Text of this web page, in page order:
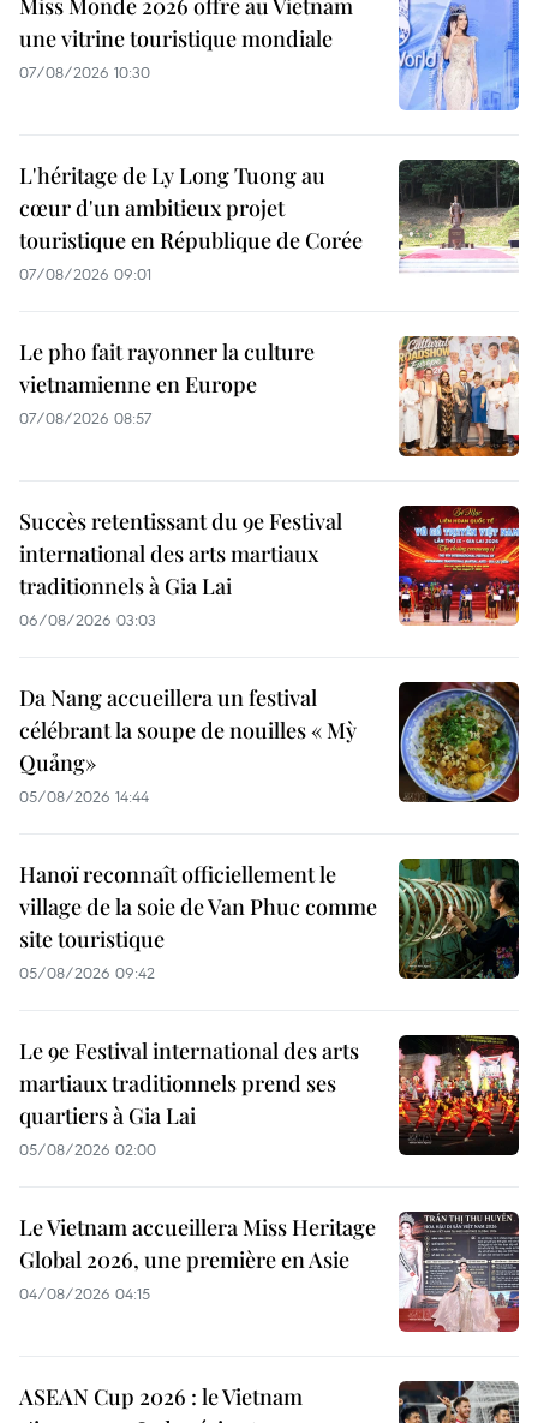
Miss Monde 2026 offre au Vietnam
une vitrine touristique mondiale
07/08/2026 10:30
L'héritage de Ly Long Tuong au
cœur d'un ambitieux projet
touristique en République de Corée
07/08/2026 09:01
Le pho fait rayonner la culture
vietnamienne en Europe
07/08/2026 08:57
Succès retentissant du 9e Festival
international des arts martiaux
traditionnels à Gia Lai
06/08/2026 03:03
Da Nang accueillera un festival
célébrant la soupe de nouilles « Mỳ
Quảng»
05/08/2026 14:44
Hanoï reconnaît officiellement le
village de la soie de Van Phuc comme
site touristique
05/08/2026 09:42
Le 9e Festival international des arts
martiaux traditionnels prend ses
quartiers à Gia Lai
05/08/2026 02:00
Le Vietnam accueillera Miss Heritage
Global 2026, une première en Asie
04/08/2026 04:15
ASEAN Cup 2026 : le Vietnam